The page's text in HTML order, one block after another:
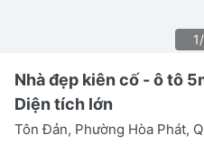
Nhà đẹp kiên cố - ô tô
Diện tích lớn
Tôn Đản, Phường Hòa Phát,